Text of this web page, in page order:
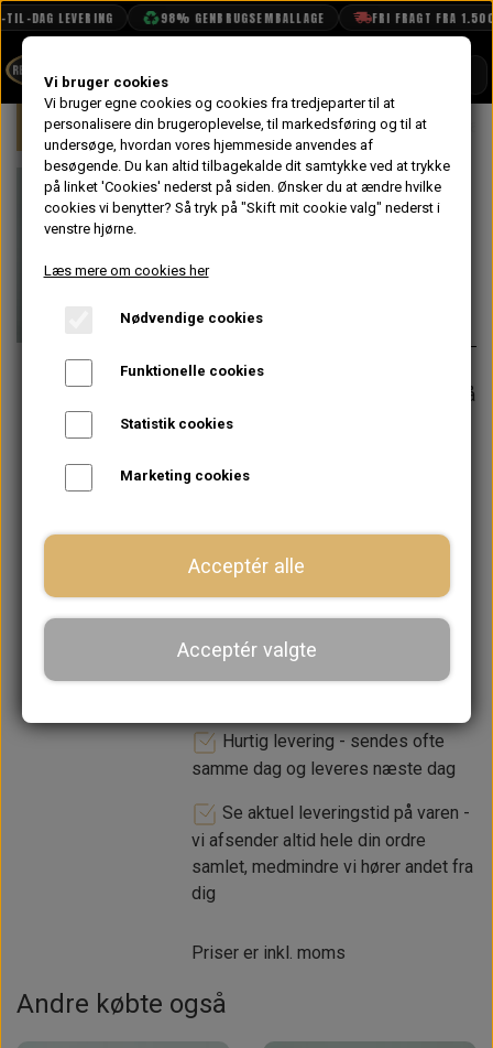
DAG LEVERING 98% GENBRUGSEMBALLAGE FRI FRAGT FRA 1.500
BOOK TID
PROJEKTER
TEKNISK DATA
VANDPOLERING
Forside Mini Motor Blok Not,
På lager
Not, Krumtap
Varenummer: 6K836
Varen er på
lager. 1-2 dages leveringstid
−
LÆG I KURV
Dansk webshop, kundeservice
Hurtig levering - sendes ofte
samme dag og leveres næste dag
Se aktuel leveringstid på varen -
vi afsender altid hele din ordre
samlet, medmindre vi hører andet fra
dig
Priser er inkl. moms
Andre købte også
Vi bruger cookies
Vi bruger egne cookies og cookies fra tredjeparter til at
personalisere din brugeroplevelse, til markedsføring og til at
undersøge, hvordan vores hjemmeside anvendes af
besøgende. Du kan altid tilbagekalde dit samtykke ved at trykke
på linket 'Cookies' nederst på siden. Ønsker du at ændre hvilke
cookies vi benytter? Så tryk på "Skift mit cookie valg" nederst i
venstre hjørne.
Læs mere om cookies her
Nødvendige cookies
Funktionelle cookies
Statistik cookies
Marketing cookies
Acceptér alle
Acceptér valgte